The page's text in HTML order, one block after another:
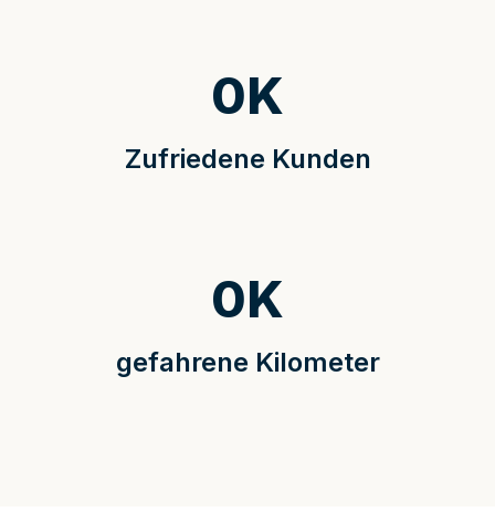
Zufriedene Kunden
0K
gefahrene Kilometer
0K